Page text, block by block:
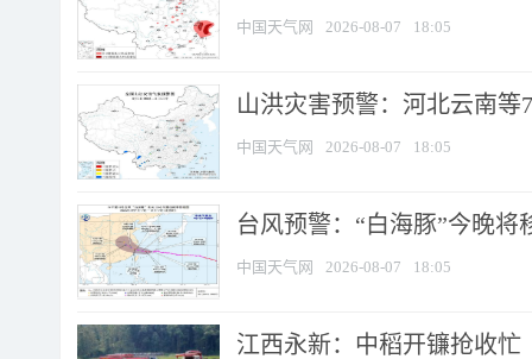
中国天气网 2026-08-07 18:05
山洪灾害预警：河北云南
中国天气网 2026-08-07 18:05
台风预警：“白海豚”今晚将
中国天气网 2026-08-07 18:05
江西永新：中稻开镰抢收忙